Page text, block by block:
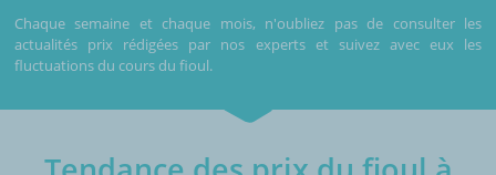
Chaque semaine et chaque mois, n'oubliez pas de consulter les
actualités prix rédigées par nos experts et suivez avec eux les
fluctuations du cours du fioul.